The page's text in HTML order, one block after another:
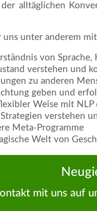
alltäglichen
unter anderem
von
verstehen und
zu anderen
geben und
Weise mit
verstehen
Meta-Programme
Welt von
mit uns auf